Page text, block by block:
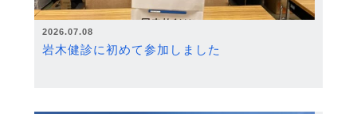
2026.07.08
岩木健診に初めて参加しました